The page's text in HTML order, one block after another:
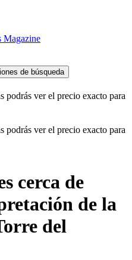
Magazine
de búsqueda
podrás ver el precio exacto para
podrás ver el precio exacto para
cerca de
de la
del